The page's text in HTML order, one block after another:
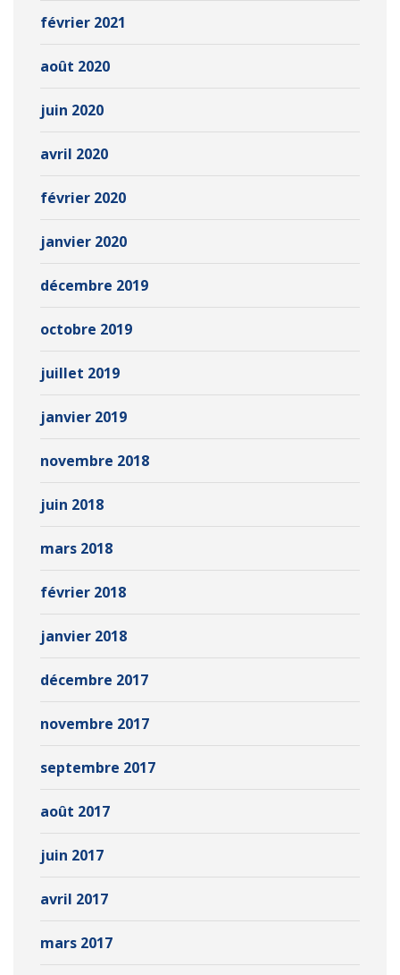
février 2021
août 2020
juin 2020
avril 2020
février 2020
janvier 2020
décembre 2019
octobre 2019
juillet 2019
janvier 2019
novembre 2018
juin 2018
mars 2018
février 2018
janvier 2018
décembre 2017
novembre 2017
septembre 2017
août 2017
juin 2017
avril 2017
mars 2017